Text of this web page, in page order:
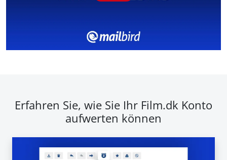
Erfahren Sie, wie Sie Ihr Film.dk Konto
aufwerten können